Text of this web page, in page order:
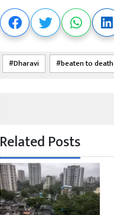
Dharavi beaten to death
Related Posts